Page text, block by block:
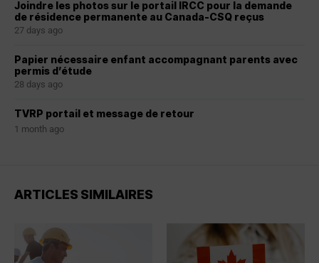
Joindre les photos sur le portail IRCC pour la demande
de résidence permanente au Canada-CSQ reçus
27 days ago
Papier nécessaire enfant accompagnant parents avec
permis d’étude
28 days ago
TVRP portail et message de retour
1 month ago
ARTICLES SIMILAIRES